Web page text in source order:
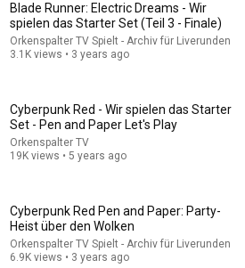
with The Atlantic full episode,
Blade Runner: Electric Dreams - Wir
spielen das Starter Set (Teil 3 - Finale)
Orkenspalter TV Spielt - Archiv für Liverunden
3.1K views • 3 years ago
Cyberpunk Red - Wir spielen das Starter
Set - Pen and Paper Let's Play
Orkenspalter TV
19K views • 5 years ago
Cyberpunk Red Pen and Paper: Party-
Heist über den Wolken
Orkenspalter TV Spielt - Archiv für Liverunden
6.9K views • 3 years ago